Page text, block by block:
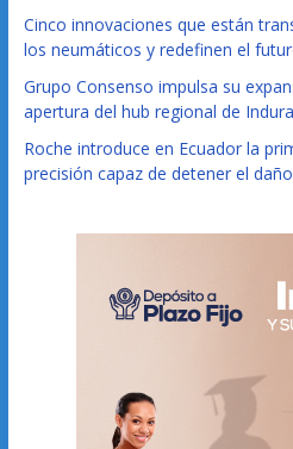
Cinco innovaciones que están
los neumáticos y redefinen el
Grupo Consenso impulsa su
apertura del hub regional de
Roche introduce en Ecuador la
precisión capaz de detener el